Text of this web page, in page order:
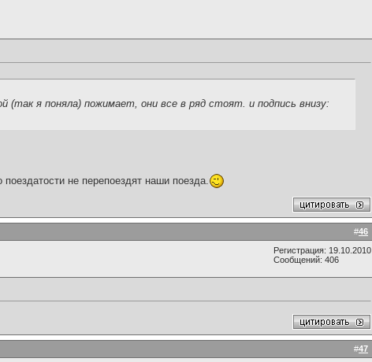
(так я поняла) пожимает, они все в ряд стоят. и подпись внизу:
не перепоездят наши поезда.
#46
Регистрация: 19.10.2010
Сообщений: 406
#47